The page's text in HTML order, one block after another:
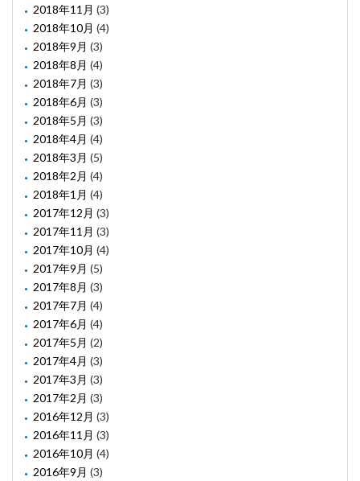
2018年11月 (3)
2018年10月 (4)
2018年9月 (3)
2018年8月 (4)
2018年7月 (3)
2018年6月 (3)
2018年5月 (3)
2018年4月 (4)
2018年3月 (5)
2018年2月 (4)
2018年1月 (4)
2017年12月 (3)
2017年11月 (3)
2017年10月 (4)
2017年9月 (5)
2017年8月 (3)
2017年7月 (4)
2017年6月 (4)
2017年5月 (2)
2017年4月 (3)
2017年3月 (3)
2017年2月 (3)
2016年12月 (3)
2016年11月 (3)
2016年10月 (4)
2016年9月 (3)